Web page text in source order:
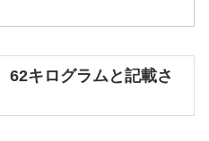
キログラムと記載さ